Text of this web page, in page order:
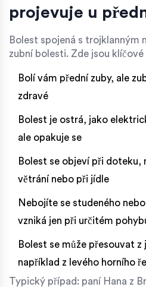
projevuje u
Bolest spojená s trojklanným
zubní bolesti. Zde jsou klíčové
Bolí vám přední zuby, ale
zdravé
Bolest je ostrá, jako
ale opakuje se
Bolest se objeví při doteku,
větrání nebo při jídle
Nebojíte se studeného
vzniká jen při určitém
Bolest se může přesouvat z
například z levého horního
Typický případ: paní Hana z